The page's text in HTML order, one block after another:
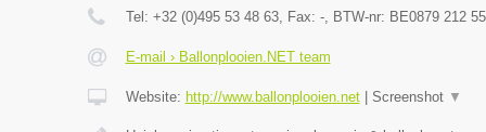
Tel: +32 (0)495 53 48 63, Fax: -, BTW-nr: BE0879 212
E-mail › Ballonplooien.NET team
Website: http://www.ballonplooien.net| Screenshot ▼